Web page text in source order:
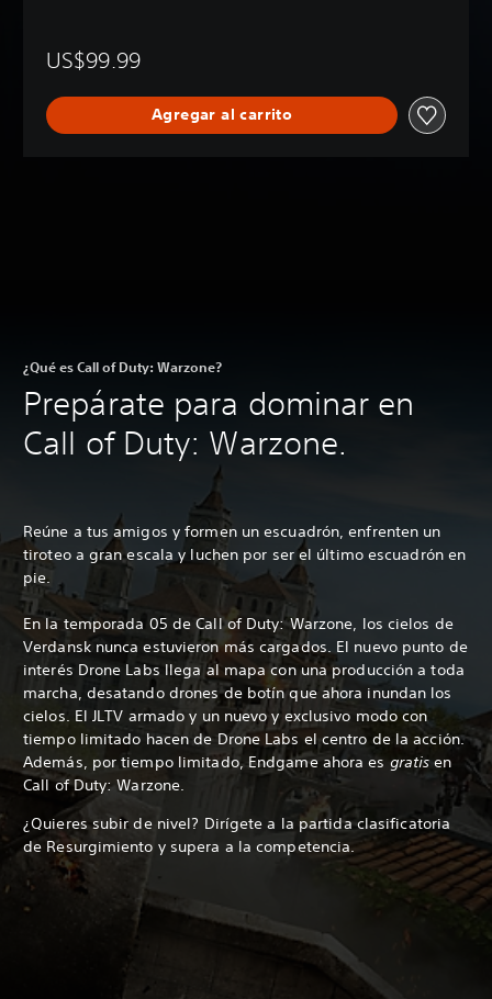
US$99.99
Agregar al carrito
¿Qué es Call of Duty: Warzone?
Prepárate para dominar en
Call of Duty: Warzone.
Reúne a tus amigos y formen un escuadrón, enfrenten un
tiroteo a gran escala y luchen por ser el último escuadrón en
pie.
En la temporada 05 de Call of Duty: Warzone, los cielos de
Verdansk nunca estuvieron más cargados. El nuevo punto de
interés Drone Labs llega al mapa con una producción a toda
marcha, desatando drones de botín que ahora inundan los
cielos. El JLTV armado y un nuevo y exclusivo modo con
tiempo limitado hacen de Drone Labs el centro de la acción.
Además, por tiempo limitado, Endgame ahora es gratisen
Call of Duty: Warzone.
¿Quieres subir de nivel? Dirígete a la partida clasificatoria
de Resurgimiento y supera a la competencia.